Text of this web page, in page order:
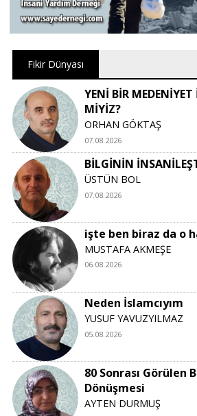
Fikir Dünyası
YENİ BİR MEDENİYET
MİYİZ?
ORHAN GÖKTAŞ
07.08.2026
BİLGİNİN
ÜSTÜN BOL
07.08.2026
işte ben biraz da o
MUSTAFA AKMEŞE
06.08.2026
Neden İslamcıyım
YUSUF YAVUZYILMAZ
05.08.2026
80 Sonrası Görülen
Dönüşmesi
AYTEN DURMUŞ